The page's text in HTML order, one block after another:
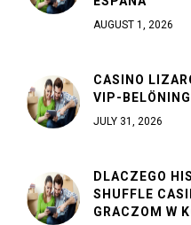
AUGUST 1, 2026
CASINO
VIP-
JULY 31, 2026
DLACZEGO
SHUFFLE
GRACZOM W